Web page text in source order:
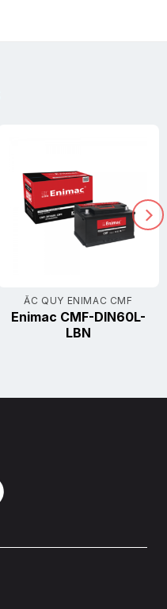
ẮC QUY ENIMAC CMF
Enimac CMF-DIN60L-
LBN